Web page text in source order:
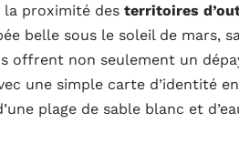
la proximité des territoires
belle sous le soleil de mars,
offrent non seulement un
une simple carte d’identité
plage de sable blanc et